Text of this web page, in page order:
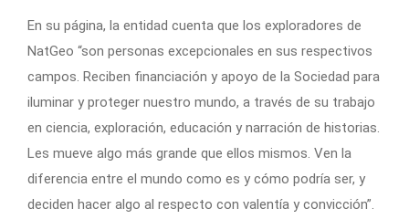
En su página, la entidad cuenta que los exploradores de
NatGeo “son personas excepcionales en sus respectivos
campos. Reciben financiación y apoyo de la Sociedad para
iluminar y proteger nuestro mundo, a través de su trabajo
en ciencia, exploración, educación y narración de historias.
Les mueve algo más grande que ellos mismos. Ven la
diferencia entre el mundo como es y cómo podría ser, y
deciden hacer algo al respecto con valentía y convicción”.